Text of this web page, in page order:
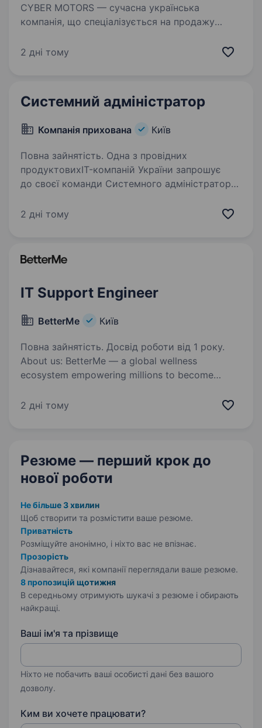
CYBER MOTORS — сучасна українська
компанія, що спеціалізується на продажу
провідних виробників Китаю. Ми допомагаємо
2 дні тому
Системний адміністратор
Компанія прихована Київ
Повна зайнятість. Одна з провідних
продуктовихIT-компаній України запрошує
до своєї команди Системного адміністратора!
підтримка Active Directory, Group Policy,
2 дні тому
IT Support Engineer
BetterMe Київ
Повна зайнятість. Досвід роботи від 1 року.
About us: BetterMe — a global wellness
ecosystem empowering millions to become
We build what makes people better and keep
2 дні тому
Резюме — перший крок до
нової роботи
Не більше 3 хвилин
Щоб створити та розмістити ваше резюме.
Приватність
Розміщуйте анонімно, і ніхто вас не впізнає.
Прозорість
Дізнавайтеся, які компанії переглядали ваше резюме.
8 пропозицій щотижня
В середньому отримують шукачі з резюме і обирають
найкращі.
Ваші ім'я та прізвище
Ніхто не побачить ваші особисті дані без вашого
дозволу.
Ким ви хочете працювати?